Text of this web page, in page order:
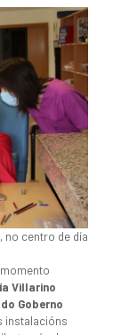
no centro de día
Villarino
Goberno
instalacións